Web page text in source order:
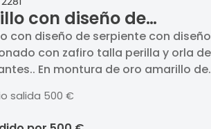
con diseño de
con diseño
con zafiro talla
y orla de brillantes.
con diseño de serpiente con diseño
con zafiro talla perilla y orla de
En montura de oro amarillo de
salida 500 €